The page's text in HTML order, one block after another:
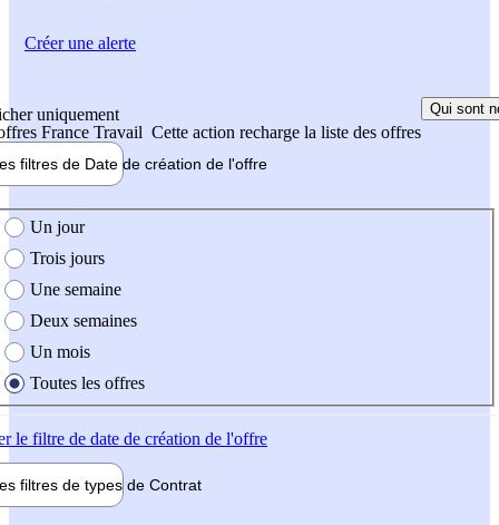
uniquement
France Travail Cette action recharge la liste des offres
Qui sont
filtres de Date de création de l'offre
création de l'offre
Un jour
Trois jours
Une semaine
Deux semaines
Un mois
Toutes les offres
le filtre de date de création de l'offre
filtres de types de Contrat
Créer une alerte